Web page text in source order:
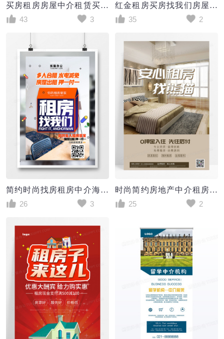
买房租房房屋中介租赁买卖蓝色背景宣传单宣传海报
43
3
红金租房买房找我们房屋中介海报
35
2
简约时尚找房租房中介海报
26
3
时尚简约房地产中介租房卖房海报
25
2